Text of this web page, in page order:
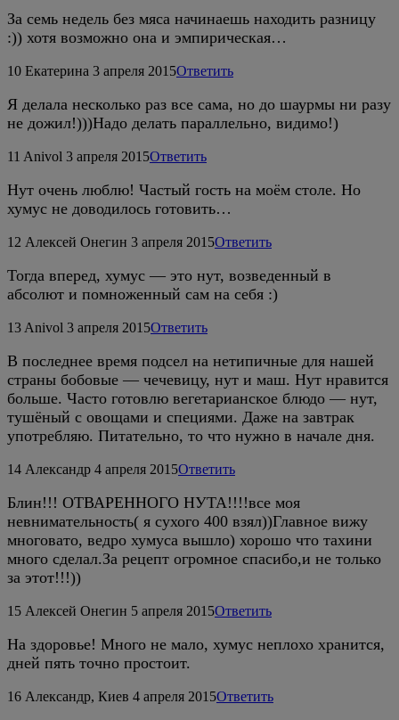
За семь недель без мяса начинаешь находить разницу
:)) хотя возможно она и эмпирическая…
10 Екатерина 3 апреля 2015Ответить
Я делала несколько раз все сама, но до шаурмы ни разу
не дожил!)))Надо делать параллельно, видимо!)
11 Anivol 3 апреля 2015Ответить
Нут очень люблю! Частый гость на моём столе. Но
хумус не доводилось готовить…
12 Алексей Онегин 3 апреля 2015Ответить
Тогда вперед, хумус — это нут, возведенный в
абсолют и помноженный сам на себя :)
13 Anivol 3 апреля 2015Ответить
В последнее время подсел на нетипичные для нашей
страны бобовые — чечевицу, нут и маш. Нут нравится
больше. Часто готовлю вегетарианское блюдо — нут,
тушёный с овощами и специями. Даже на завтрак
употребляю. Питательно, то что нужно в начале дня.
14 Александр 4 апреля 2015Ответить
Блин!!! ОТВАРЕННОГО НУТА!!!!все моя
невнимательность( я сухого 400 взял))Главное вижу
многовато, ведро хумуса вышло) хорошо что тахини
много сделал.За рецепт огромное спасибо,и не только
за этот!!!))
15 Алексей Онегин 5 апреля 2015Ответить
На здоровье! Много не мало, хумус неплохо хранится,
дней пять точно простоит.
16 Александр, Киев 4 апреля 2015Ответить